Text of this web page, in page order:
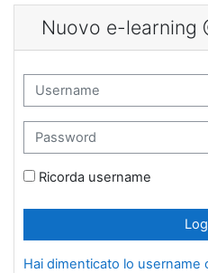
Vai al contenuto principale
Nuovo e-learning
Username
Password
Ricorda username
Hai dimenticato lo username